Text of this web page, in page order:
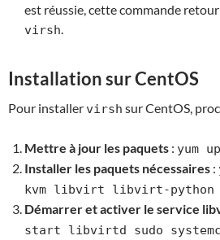
est réussie, cette commande
virsh
Installation sur CentOS
Pour installer virsh sur CentOS,
Mettre à jour les paquets : yum
Installer les paquets nécessaires :
kvm libvirt libvirt-
Démarrer et activer le service
start libvirtd sudo